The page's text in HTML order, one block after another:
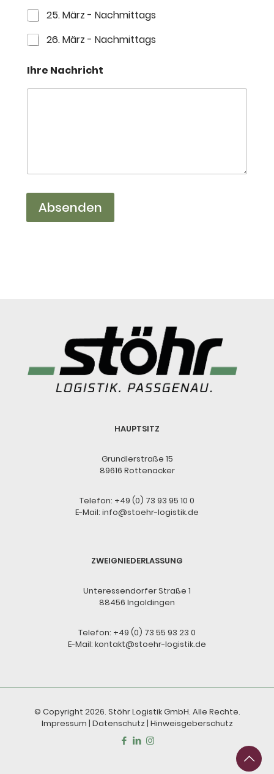
e
25. März - Nachmittags
26. März - Nachmittags
Ihre Nachricht
Absenden
HAUPTSITZ
Grundlerstraße 15
89616 Rottenacker
Telefon: +49 (0) 73 93 95 10 0
E-Mail: info@stoehr-logistik.de
ZWEIGNIEDERLASSUNG
Unteressendorfer Straße 1
88456 Ingoldingen
Telefon: +49 (0) 73 55 93 23 0
E-Mail: kontakt@stoehr-logistik.de
© Copyright 2026. Stöhr Logistik GmbH. Alle Rechte.
Impressum | Datenschutz| Hinweisgeberschutz